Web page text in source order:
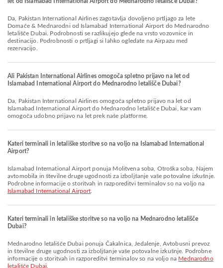
Da, Pakistan International Airlines zagotavlja dovoljeno prtljago za lete
Domače & Mednarodni od Islamabad International Airport do Mednarodno
letališče Dubai. Podrobnosti se razlikujejo glede na vrsto vozovnice in
destinacijo. Podrobnosti o prtljagi si lahko ogledate na Airpazu med
rezervacijo.
Ali Pakistan International Airlines omogoča spletno prijavo na let od
Islamabad International Airport do Mednarodno letališče Dubai?
Da, Pakistan International Airlines omogoča spletno prijavo na let od
Islamabad International Airport do Mednarodno letališče Dubai, kar vam
omogoča udobno prijavo na let prek naše platforme.
Kateri terminali in letališke storitve so na voljo na Islamabad International
Airport?
Islamabad International Airport ponuja Molitvena soba, Otroška soba, Najem
avtomobila in številne druge ugodnosti za izboljšanje vaše potovalne izkušnje.
Podrobne informacije o storitvah in razporeditvi terminalov so na voljo na
Islamabad International Airport
Kateri terminali in letališke storitve so na voljo na Mednarodno letališče
Dubai?
Mednarodno letališče Dubai ponuja Čakalnica, Jedalenje, Avtobusni prevoz
in številne druge ugodnosti za izboljšanje vaše potovalne izkušnje. Podrobne
informacije o storitvah in razporeditvi terminalov so na voljo na Mednarodno
letališče Dubai